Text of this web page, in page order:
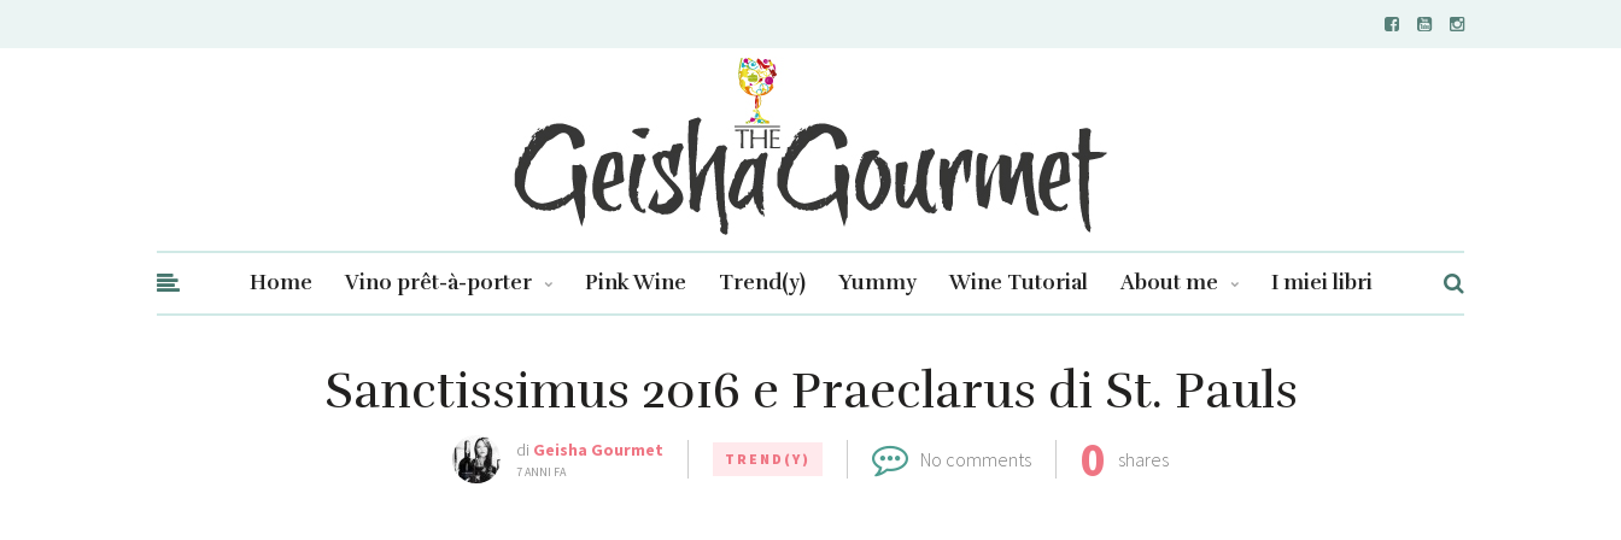
Home Vino prêt-à-porter Pink Wine Trend(y) Yummy Wine Tutorial About me I miei libri
Sanctissimus 2016 e Praeclarus di St. Pauls
di Geisha Gourmet
7 ANNI FA
TREND(Y) No comments 0 shares